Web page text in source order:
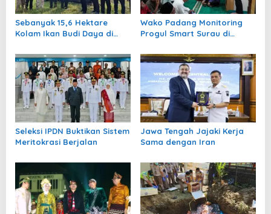
o
s
Sebanyak 15,6 Hektare
Kolam Ikan Budi Daya di
September 2026
Wako Padang Monitoring
Progul Smart Surau di
Seleksi IPDN Buktikan Sistem
Meritokrasi Berjalan
Jawa Tengah Jajaki Kerja
Sama dengan Iran